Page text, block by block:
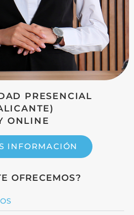
PRESENCIAL
ONLINE
INFORMACIÓN
OFRECEMOS?